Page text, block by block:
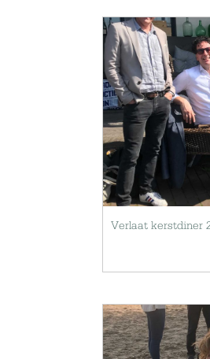
Verlaat kerstdiner